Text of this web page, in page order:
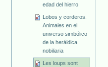
edad del hierro
Lobos y corderos.
Animales en el
universo simbólico
de la heráldica
nobiliaria
Les loups sont